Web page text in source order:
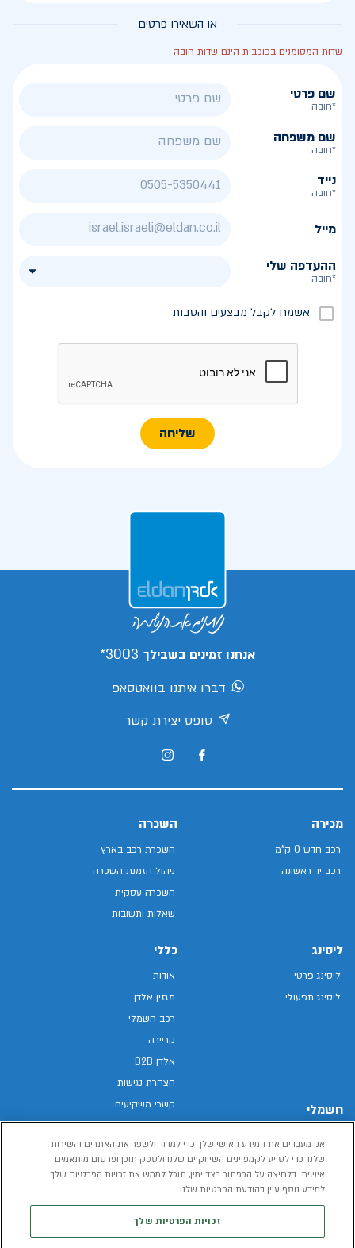
או השאירו פרטים
שדות המסומנים בכוכבית הינם שדות חובה
שם פרטי
*חובה
שם משפחה
*חובה
נייד
*חובה
מייל
ההעדפה שלי
*חובה
אשמח לקבל מבצעים והטבות
שליחה
אנחנו זמינים בשבילך 3003*
דברו איתנו בוואטסאפ
טופס יצירת קשר
מכירה
רכב חדש 0 ק"מ
רכב יד ראשונה
השכרה
השכרת רכב בארץ
ניהול הזמנת השכרה
השכרה עסקית
שאלות ותשובות
ליסינג
ליסינג פרטי
ליסינג תפעולי
חשמלי
רכב חשמלי
הכל על רכב חשמלי
כללי
אודות
מגזין אלדן
רכב חשמלי
קריירה
אלדן B2B
הצהרת נגישות
קשרי משקיעים
מפת האתר
מדיניות פרטיות
תנאי שימוש
אנו מעבדים את המידע האישי שלך כדי למדוד ולשפר את האתרים והשירות
שלנו, כדי לסייע לקמפיינים השיווקיים שלנו ולספק תוכן ופרסום מותאמים
אישית. בלחיצה על הכפתור בצד ימין, תוכל לממש את זכויות הפרטיות שלך.
למידע נוסף עיין בהודעת הפרטיות שלנו
זכויות הפרטיות שלך